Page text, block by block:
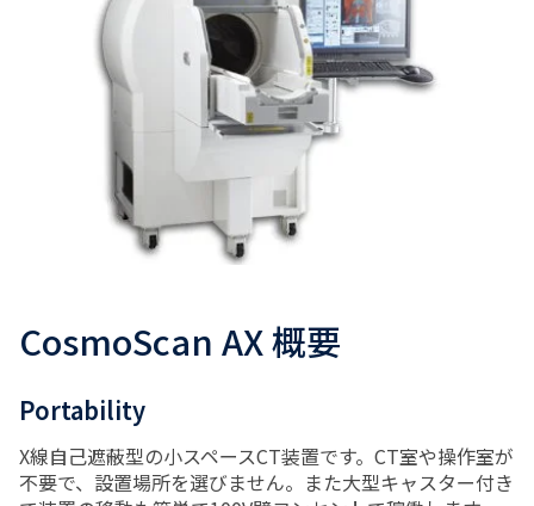
CosmoScan AX 概要
Portability
X線自己遮蔽型の小スペースCT装置です。CT室や操作室が
不要で、設置場所を選びません。また大型キャスター付き